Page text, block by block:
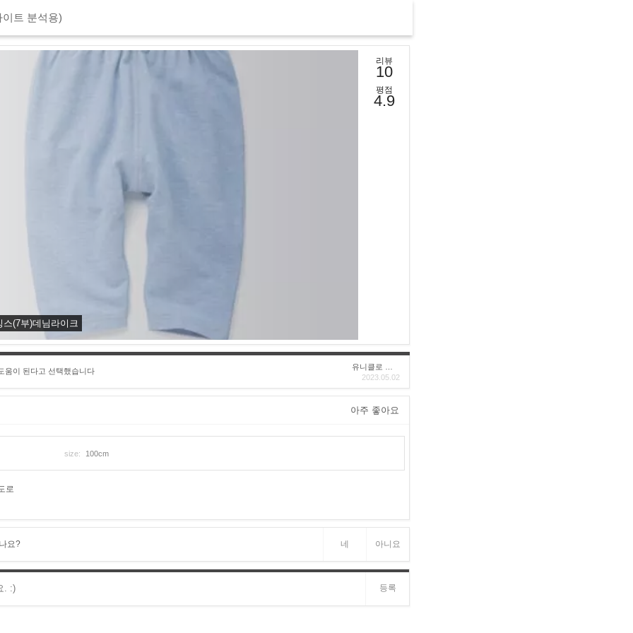
트 분석용)
스(7부)데님라이크
리뷰
10
평점
4.9
움이 된다고 선택했습니다
2023.05.02
아주 좋아요
size: 100cm
로
요? 네 아니요
등록